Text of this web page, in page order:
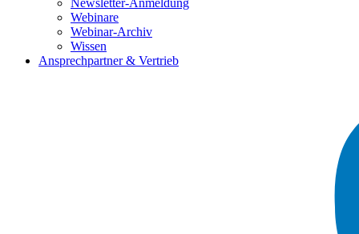
Newsletter-Anmeldung
Webinare
Webinar-Archiv
Wissen
Ansprechpartner & Vertrieb